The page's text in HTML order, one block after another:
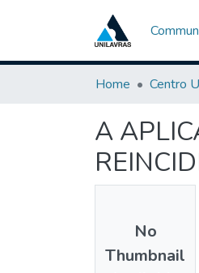
Home
A
No
Thumbnail